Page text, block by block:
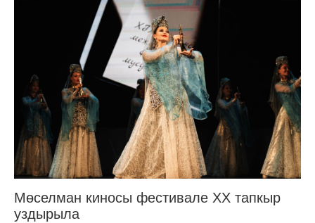
Мөселман киносы фестивале ХХ тапкыр
уздырыла